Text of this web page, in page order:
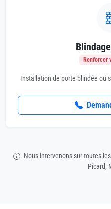
Renforcer
Installation de porte blindée ou
Nous intervenons sur toutes
Picard,